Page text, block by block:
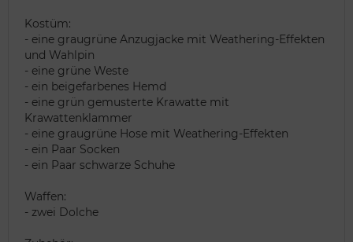
Kostüm:
- eine graugrüne Anzugjacke mit Weathering-Effekten
und Wahlpin
- eine grüne Weste
- ein beigefarbenes Hemd
- eine grün gemusterte Krawatte mit
Krawattenklammer
- eine graugrüne Hose mit Weathering-Effekten
- ein Paar Socken
- ein Paar schwarze Schuhe
Waffen:
- zwei Dolche